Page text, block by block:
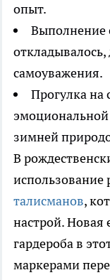
опыт.
Выполнение
самоуважения.
Прогулка на
зимней
В
использование
талисманов,
настрой. Новая
гардероба в
маркерами